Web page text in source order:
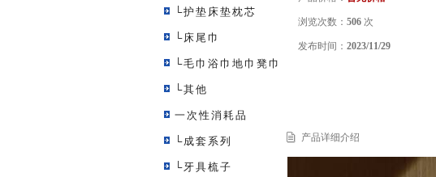
└护垫床垫枕芯
└床尾巾
└毛巾浴巾地巾凳巾
└其他
一次性消耗品
└成套系列
└牙具梳子
浏览次数： 506次
发布时间： 2023/11/29
产品详细介绍